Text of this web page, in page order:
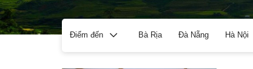
Điểm đến Bà Rịa Đà Nẵng Hà Nội